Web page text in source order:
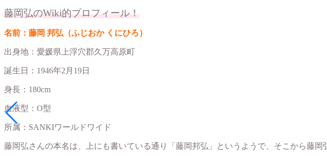
藤岡弘のWiki的プロフィール！
名前：藤岡 邦弘（ふじおか くにひろ）
出身地：愛媛県上浮穴郡久万高原町
誕生日：1946年2月19日
身長：180cm
血液型：O型
所属：SANKIワールドワイド
藤岡弘さんの本名は、上にも書いている通り「藤岡邦弘」というようで、そこから藤岡